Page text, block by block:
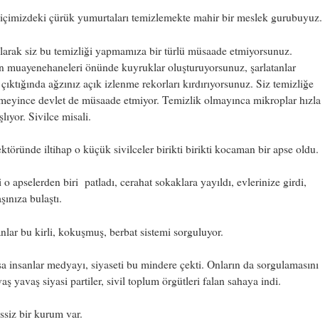
çürük yumurtaları temizlemekte mahir bir meslek gurubuyuz.
siz bu temizliği yapmamıza bir türlü müsaade etmiyorsunuz.
muayenehaneleri önünde kuyruklar oluşturuyorsunuz, şarlatanlar
ağzınız açık izlenme rekorları kırdırıyorsunuz. Siz temizliğe
devlet de müsaade etmiyor. Temizlik olmayınca mikroplar hızla
Sivilce misali.
iltihap o küçük sivilceler birikti birikti kocaman bir apse oldu.
o apselerden biri patladı, cerahat sokaklara yayıldı, evlerinize girdi,
bulaştı.
bu kirli, kokuşmuş, berbat sistemi sorguluyor.
insanlar medyayı, siyaseti bu mindere çekti. Onların da sorgulamasını
yavaş siyasi partiler, sivil toplum örgütleri falan sahaya indi.
bir kurum var.